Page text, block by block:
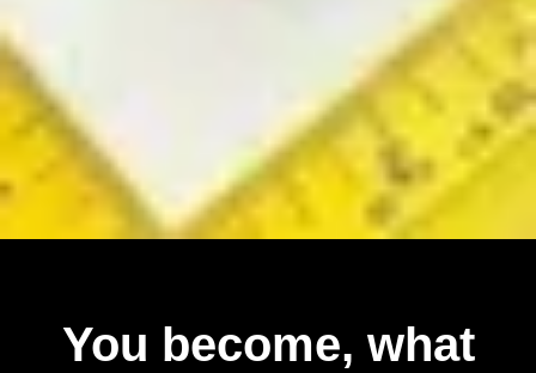
You become, what